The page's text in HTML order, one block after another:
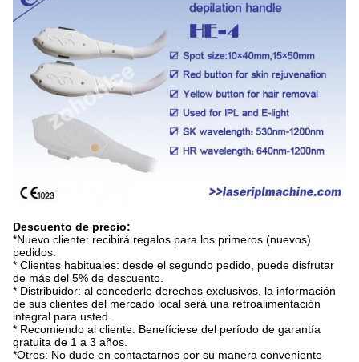
Descuento de precio:
*Nuevo cliente: recibirá regalos para los primeros (nuevos)
pedidos.
* Clientes habituales: desde el segundo pedido, puede disfrutar
de más del 5% de descuento.
* Distribuidor: al concederle derechos exclusivos, la información
de sus clientes del mercado local será una retroalimentación
integral para usted.
* Recomiendo al cliente: Benefíciese del período de garantía
gratuita de 1 a 3 años.
*Otros: No dude en contactarnos por su manera conveniente